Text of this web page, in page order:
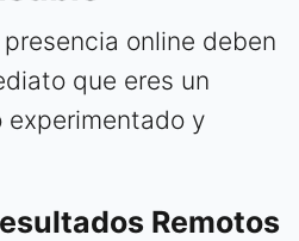
online deben
que eres un
experimentado y
Remotos